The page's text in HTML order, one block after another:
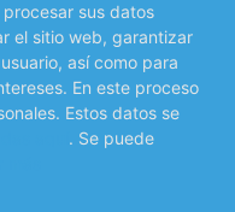
sus datos
el sitio web, garantizar
así como para
En este proceso
Estos datos se
. Se puede